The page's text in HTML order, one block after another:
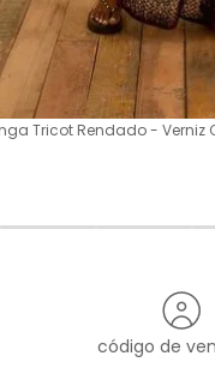
Tricot Rendado - Verniz
código de